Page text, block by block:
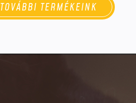
TOVÁBBI TERMÉKEINK